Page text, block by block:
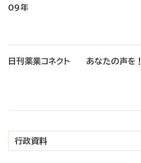
09年
日刊薬業コネクト あなたの声を！
行政資料